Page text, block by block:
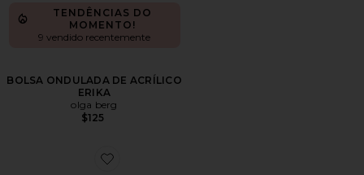
TENDÊNCIAS DO
MOMENTO!
9 vendido recentemente
BOLSA ONDULADA DE ACRÍLICO
ERIKA
olga berg
$125
Favorite CLUTCH DE PÉROLAS VALENTINA